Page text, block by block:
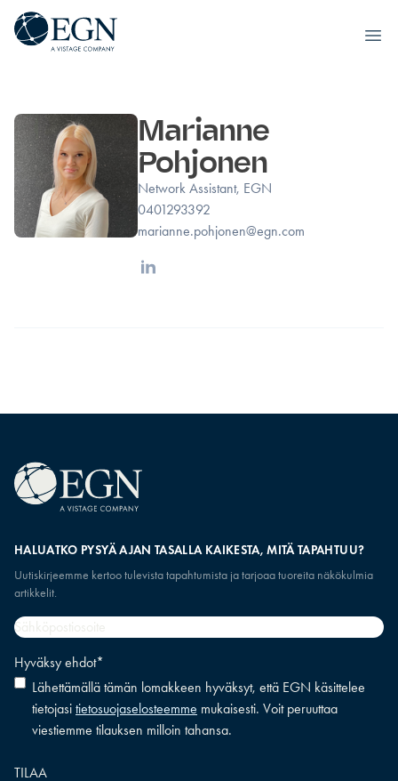
Executives' Global Network
Marianne
Pohjonen
Network Assistant, EGN
0401293392
marianne.pohjonen@egn.com
Linkedin
HALUATKO PYSYÄ AJAN TASALLA KAIKESTA, MITÄ TAPAHTUU?
Uutiskirjeemme kertoo tulevista tapahtumista ja tarjoaa tuoreita näkökulmia
artikkelit.
Sähköpostiosoite
Hyväksy ehdot*
Lähettämällä tämän lomakkeen hyväksyt, että EGN käsittelee
tietojasi tietosuojaselosteemme mukaisesti. Voit peruuttaa
viestiemme tilauksen milloin tahansa.